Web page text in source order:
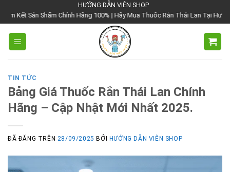
đến
nội
dung
HƯỚNG DẪN VIÊN SHOP
Shẩm Chính Hãng 100% | Hãy Mua Thuốc Rắn Thái Lan Tại Hướng Dẫn Viên
TIN TỨC
Bảng Giá Thuốc Rắn Thái Lan Chính
Hãng – Cập Nhật Mới Nhất 2025.
ĐÃ ĐĂNG TRÊN 28/09/2025 BỞI HƯỚNG DẪN VIÊN SHOP